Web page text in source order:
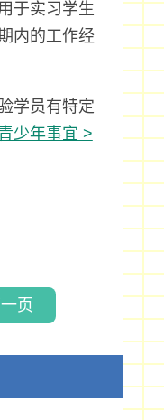
于实习学生
内的工作经
学员有特定
少年事宜 >
一页